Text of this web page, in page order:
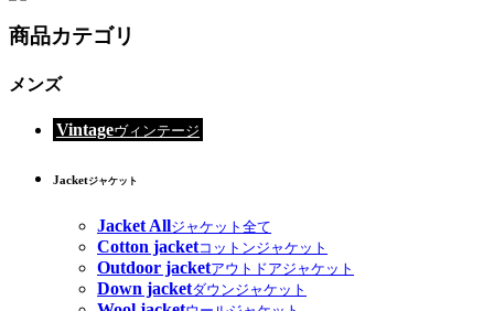
商品カテゴリ
メンズ
Vintageヴィンテージ
Jacketジャケット
Jacket Allジャケット全て
Cotton jacketコットンジャケット
Outdoor jacketアウトドアジャケット
Down jacketダウンジャケット